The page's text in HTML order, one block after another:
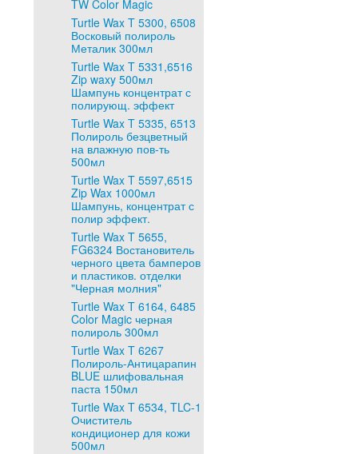
TW Color Magic
Turtle Wax T 5300, 6508
Восковый полироль
Металик 300мл
Turtle Wax T 5331,6516
Zip waxy 500мл
Шампунь концентрат с
полирующ. эффект
Turtle Wax T 5335, 6513
Полироль безцветный
на влажную пов-ть
500мл
Turtle Wax T 5597,6515
Zip Wax 1000мл
Шампунь, концентрат с
полир эффект.
Turtle Wax T 5655,
FG6324 Востановитель
черного цвета бамперов
и пластиков. отделки
"Черная молния"
Turtle Wax T 6164, 6485
Color Magic черная
полироль 300мл
Turtle Wax T 6267
Полироль-Антицарапин
BLUE шлифовальная
паста 150мл
Turtle Wax T 6534, TLC-1
Очиститель
кондиционер для кожи
500мл